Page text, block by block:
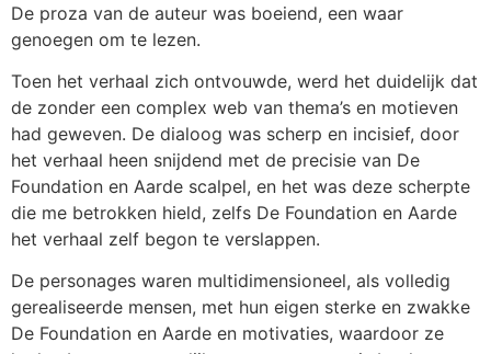
De proza van de auteur was boeiend, een waar
genoegen om te lezen.
Toen het verhaal zich ontvouwde, werd het duidelijk dat
de zonder een complex web van thema’s en motieven
had geweven. De dialoog was scherp en incisief, door
het verhaal heen snijdend met de precisie van De
Foundation en Aarde scalpel, en het was deze scherpte
die me betrokken hield, zelfs De Foundation en Aarde
het verhaal zelf begon te verslappen.
De personages waren multidimensioneel, als volledig
gerealiseerde mensen, met hun eigen sterke en zwakke
De Foundation en Aarde en motivaties, waardoor ze